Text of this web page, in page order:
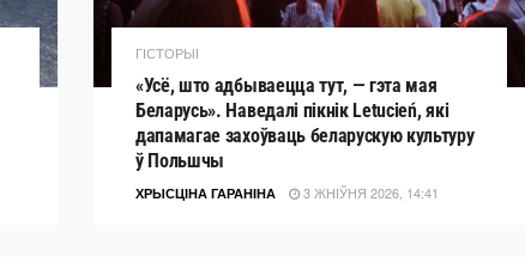
ГІСТОРЫІ
«Усё, што адбываецца тут, — гэта мая
Беларусь». Наведалі пікнік Letucień, які
дапамагае захоўваць беларускую культуру
ў Польшчы
ХРЫСЦІНА ГАРАНІНА 3 ЖНІЎНЯ 2026, 14:41